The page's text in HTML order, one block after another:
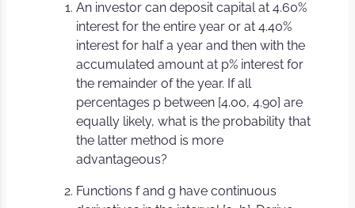
An investor can deposit capital at 4.60%
interest for the entire year or at 4.40%
interest for half a year and then with the
accumulated amount at p% interest for
the remainder of the year. If all
percentages p between [4.00, 4.90] are
equally likely, what is the probability that
the latter method is more
advantageous?
Functions f and g have continuous